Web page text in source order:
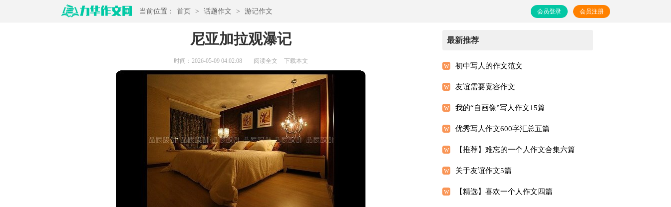
当前位置： 首页 > 话题作文 > 游记作文 会员登录 会员注册
尼亚加拉观瀑记
时间：2026-05-09 04:02:08 阅读全文 下载本文
最新推荐
初中写人的作文范文
友谊需要宽容作文
我的“自画像”写人作文15篇
优秀写人作文600字汇总五篇
【推荐】难忘的一个人作文合集六篇
关于友谊作文5篇
【精选】喜欢一个人作文四篇